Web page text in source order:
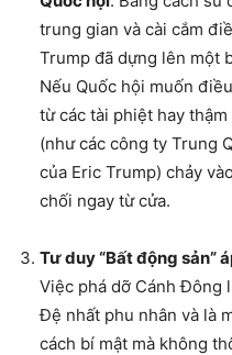
trung gian và cài cắm
Trump đã dựng lên một
Nếu Quốc hội muốn
từ các tài phiệt hay
(như các công ty Trung
của Eric Trump) chảy
chối ngay từ cửa.
Tư duy “Bất động sản”
Việc phá dỡ Cánh Đông
Đệ nhất phu nhân và là
cách bí mật mà không